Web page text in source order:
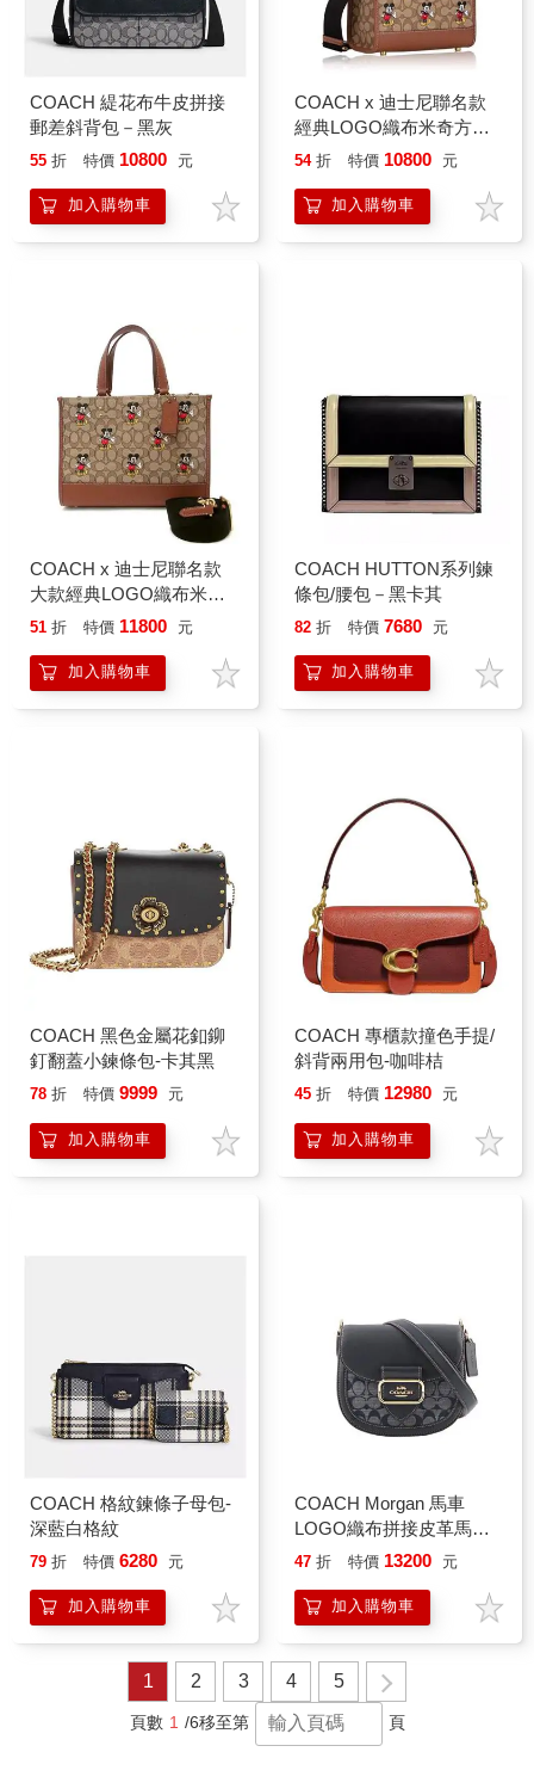
COACH 緹花布牛皮拼接
郵差斜背包－黑灰
55 折 特價 10800 元
加入購物車
COACH x 迪士尼聯名款
經典LOGO織布米奇方包/
兩用包－卡其駝
54 折 特價 10800 元
加入購物車
COACH x 迪士尼聯名款
大款經典LOGO織布米奇
方包/兩用包－卡其駝
51 折 特價 11800 元
加入購物車
COACH HUTTON系列鍊
條包/腰包－黑卡其
82 折 特價 7680 元
加入購物車
COACH 黑色金屬花釦鉚
釘翻蓋小鍊條包-卡其黑
78 折 特價 9999 元
加入購物車
COACH 專櫃款撞色手提/
斜背兩用包-咖啡桔
45 折 特價 12980 元
加入購物車
COACH 格紋鍊條子母包-
深藍白格紋
79 折 特價 6280 元
加入購物車
COACH Morgan 馬車
LOGO織布拼接皮革馬鞍
包-深藍
47 折 特價 13200 元
加入購物車
1 2 3 4 5
頁數 1 /6移至第 頁